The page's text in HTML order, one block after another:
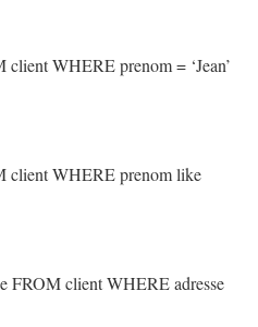
WHERE prenom = ‘Jean’
client WHERE prenom like
FROM client WHERE adresse